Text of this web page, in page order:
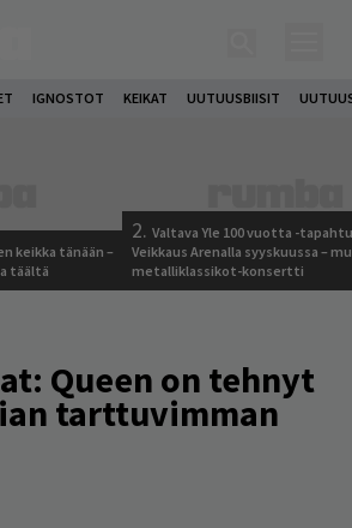
IGNOSTOT KEIKAT UUTUUSBIISIT
keikka tänään –
täältä
2. Valtava Yle 100 vuotta -
Veikkaus Arenalla syyskuussa –
metalliklassikot-konsertti
Queen on tehnyt
tarttuvimman